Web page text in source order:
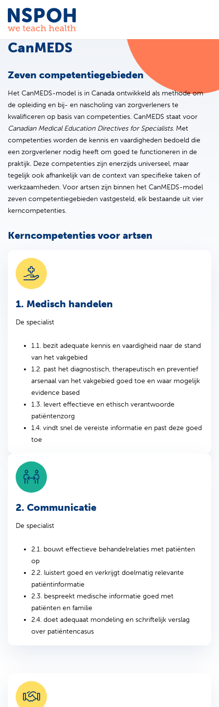
Ga naar de inhoud
CanMEDS
Zeven competentiegebieden
Het CanMEDS-model is in Canada ontwikkeld als methode om
de opleiding en bij- en nascholing van zorgverleners te
kwalificeren op basis van competenties. CanMEDS staat voor
Canadian Medical Education Directives for Specialists. Met
competenties worden de kennis en vaardigheden bedoeld die
een zorgverlener nodig heeft om goed te functioneren in de
praktijk. Deze competenties zijn enerzijds universeel, maar
tegelijk ook afhankelijk van de context van specifieke taken of
werkzaamheden. Voor artsen zijn binnen het CanMEDS-model
zeven competentiegebieden vastgesteld, elk bestaande uit vier
kerncompetenties.
Kerncompetenties voor artsen
1. Medisch handelen
De specialist
1.1. bezit adequate kennis en vaardigheid naar de stand
van het vakgebied
1.2. past het diagnostisch, therapeutisch en preventief
arsenaal van het vakgebied goed toe en waar mogelijk
evidence based
1.3. levert effectieve en ethisch verantwoorde
patiëntenzorg
1.4. vindt snel de vereiste informatie en past deze goed
toe
2. Communicatie
De specialist
2.1. bouwt effectieve behandelrelaties met patiënten
op
2.2. luistert goed en verkrijgt doelmatig relevante
patiëntinformatie
2.3. bespreekt medische informatie goed met
patiënten en familie
2.4. doet adequaat mondeling en schriftelijk verslag
over patiëntencasus